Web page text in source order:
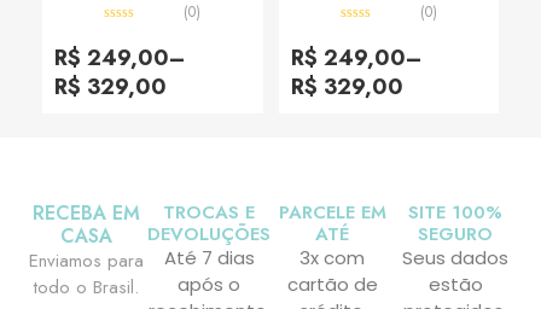
0
de
5
(0)
R$ 249,00–
R$ 329,00
0
de
5
(0)
R$ 249,00–
R$ 329,00
RECEBA EM
CASA
Enviamos para
todo o Brasil.
TROCAS E
DEVOLUÇÕES
Até 7 dias
após o
PARCELE EM
ATÉ
3x com
cartão de
SITE 100%
SEGURO
Seus dados
estão